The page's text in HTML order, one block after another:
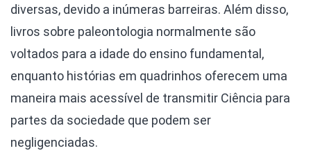
diversas, devido a inúmeras barreiras. Além disso,
livros sobre paleontologia normalmente são
voltados para a idade do ensino fundamental,
enquanto histórias em quadrinhos oferecem uma
maneira mais acessível de transmitir Ciência para
partes da sociedade que podem ser
negligenciadas.